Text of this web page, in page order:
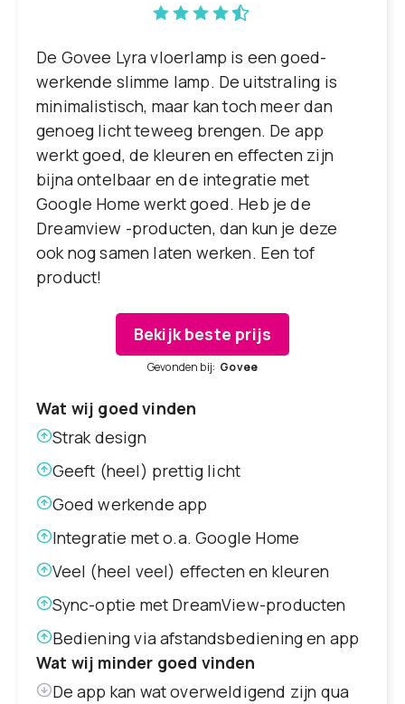
De Govee Lyra vloerlamp is een goed-
werkende slimme lamp. De uitstraling is
minimalistisch, maar kan toch meer dan
genoeg licht teweeg brengen. De app
werkt goed, de kleuren en effecten zijn
bijna ontelbaar en de integratie met
Google Home werkt goed. Heb je de
Dreamview -producten, dan kun je deze
ook nog samen laten werken. Een tof
product!
Bekijk beste prijs
Gevonden bij: Govee
Wat wij goed vinden
Strak design
Geeft (heel) prettig licht
Goed werkende app
Integratie met o.a. Google Home
Veel (heel veel) effecten en kleuren
Sync-optie met DreamView-producten
Bediening via afstandsbediening en app
Wat wij minder goed vinden
De app kan wat overweldigend zijn qua